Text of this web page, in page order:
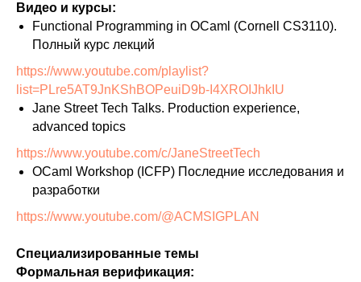
Видео и курсы:
Functional Programming in OCaml (Cornell CS3110).
Полный курс лекций
https://www.youtube.com/playlist?
list=PLre5AT9JnKShBOPeuiD9b-I4XROIJhkIU
Jane Street Tech Talks. Production experience,
advanced topics
https://www.youtube.com/c/JaneStreetTech
OCaml Workshop (ICFP) Последние исследования и
разработки
https://www.youtube.com/@ACMSIGPLAN
Специализированные темы
Формальная верификация: